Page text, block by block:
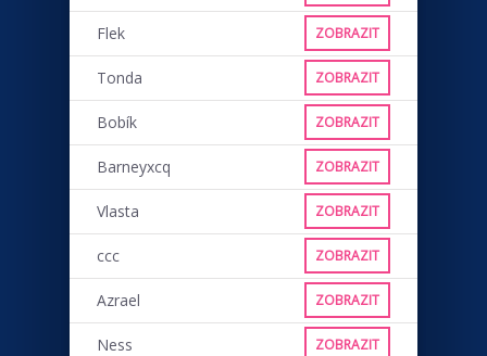
Flek ZOBRAZIT
Tonda ZOBRAZIT
Bobík ZOBRAZIT
Barneyxcq ZOBRAZIT
Vlasta ZOBRAZIT
ccc ZOBRAZIT
Azrael ZOBRAZIT
Ness ZOBRAZIT